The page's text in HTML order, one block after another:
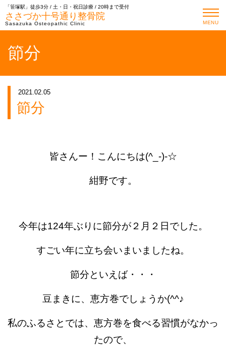
「笹塚駅」徒歩3分 / 土・日・祝日診療 / 20時まで受付
ささづか十号通り整骨院
Sasazuka Osteopathic Clinic MENU
節分
2021.02.05
節分
皆さんー！こんにちは(^_-)-☆
紺野です。
今年は124年ぶりに節分が２月２日でした。
すごい年に立ち会いまいましたね。
節分といえば・・・
豆まきに、恵方巻でしょうか(^^♪
私のふるさとでは、恵方巻を食べる習慣がなかっ
たので、